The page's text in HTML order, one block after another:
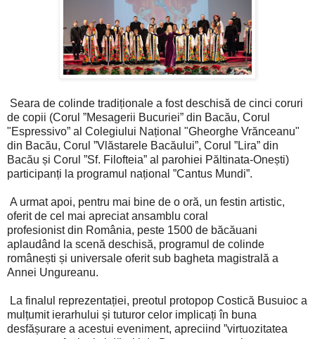
Seara de colinde tradiționale a fost deschisă de cinci coruri
de copii (Corul ”Mesagerii Bucuriei” din Bacău, Corul
"Espressivo” al Colegiului Național "Gheorghe Vrănceanu"
din Bacău, Corul ”Vlăstarele Bacăului”, Corul ”Lira” din
Bacău și Corul ”Sf. Filofteia” al parohiei Păltinata-Onești)
participanți la programul național ”Cantus Mundi”.
A urmat apoi, pentru mai bine de o oră, un festin artistic,
oferit de cel mai apreciat ansamblu coral
profesionist din România, peste 1500 de băcăuani
aplaudând la scenă deschisă, programul de colinde
românești și universale oferit sub bagheta magistrală a
Annei Ungureanu.
La finalul reprezentației, preotul protopop Costică Busuioc a
mulțumit ierarhului și tuturor celor implicați în buna
desfășurare a acestui eveniment, apreciind ”virtuozitatea